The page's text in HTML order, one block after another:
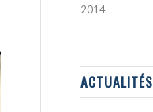
2014
ACTUALITÉS